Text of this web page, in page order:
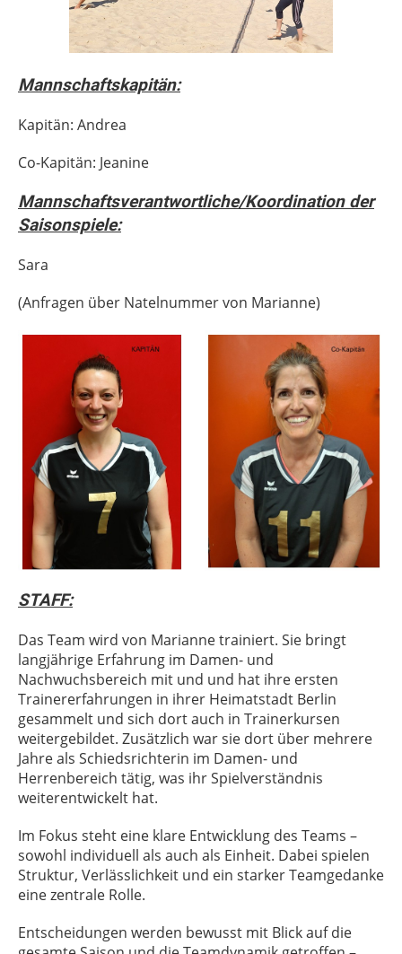
Mannschaftskapitän:
Kapitän: Andrea
Co-Kapitän: Jeanine
Mannschaftsverantwortliche/Koordination der
Saisonspiele:
Sara
(Anfragen über Natelnummer von Marianne)
STAFF:
Das Team wird von Marianne trainiert. Sie bringt
langjährige Erfahrung im Damen- und
Nachwuchsbereich mit und und hat ihre ersten
Trainererfahrungen in ihrer Heimatstadt Berlin
gesammelt und sich dort auch in Trainerkursen
weitergebildet. Zusätzlich war sie dort über mehrere
Jahre als Schiedsrichterin im Damen- und
Herrenbereich tätig, was ihr Spielverständnis
weiterentwickelt hat.
Im Fokus steht eine klare Entwicklung des Teams –
sowohl individuell als auch als Einheit. Dabei spielen
Struktur, Verlässlichkeit und ein starker Teamgedanke
eine zentrale Rolle.
Entscheidungen werden bewusst mit Blick auf die